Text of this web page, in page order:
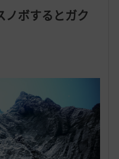
ノボするとガク